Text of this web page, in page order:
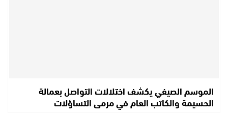
الموسم الصيفي يكشف اختلالات التواصل بعمالة
الحسيمة والكاتب العام في مرمى التساؤلات